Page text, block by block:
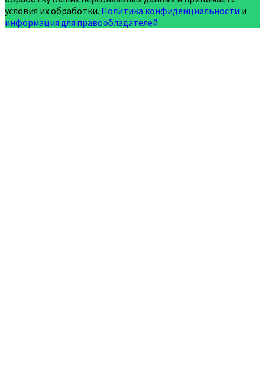
условия их обработки. Политика конфиденциальности и
информация для правообладателей.